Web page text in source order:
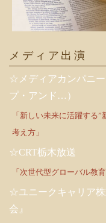
メディア出演
☆メディアカンパニ
プ・アンド…）
「新しい未来に活躍する
考え方」
☆CRT栃木放送
「次世代型グローバル教育
☆ユニークキャリア
会』